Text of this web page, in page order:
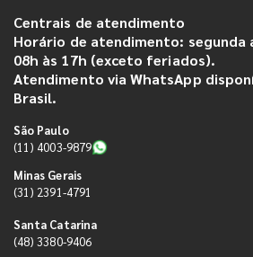
Centrais de atendimento
Horário de atendimento: segunda
08h às 17h (exceto feriados).
Atendimento via WhatsApp
Brasil.
São Paulo
(11) 4003-9879
Minas Gerais
(31) 2391-4791
Santa Catarina
(48) 3380-9406